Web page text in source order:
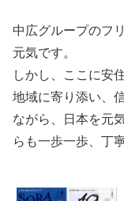
中広グループのフ
元気です。
しかし、ここに安
地域に寄り添い、
ながら、日本を元
らも一歩一歩、丁